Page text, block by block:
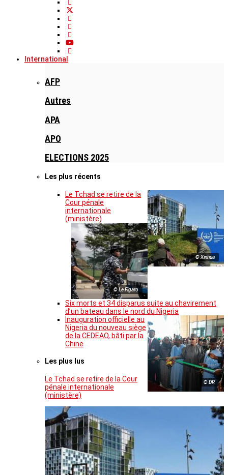
International
AFP
Autres
APA
APO
ELECTIONS 2025
Les plus récents
© Xinhua
Le Tchad se retire de la
Cour pénale
internationale
(ministère)
© Le Figaro
Six morts et 34 disparus suite au chavirement
d’un bateau dans le nord du Nigeria
© DR
Inauguration officielle au
Nigeria du nouveau siège
de la CEDEAO, bâti par la
Chine
Les plus lus
Le Tchad se retire de la Cour
pénale internationale
(ministère)